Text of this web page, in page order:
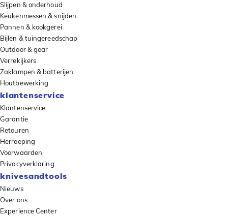
Slijpen & onderhoud
Keukenmessen & snijden
Pannen & kookgerei
Bijlen & tuingereedschap
Outdoor & gear
Verrekijkers
Zaklampen & batterijen
Houtbewerking
klantenservice
Klantenservice
Garantie
Retouren
Herroeping
Voorwaarden
Privacyverklaring
knivesandtools
Nieuws
Over ons
Experience Center